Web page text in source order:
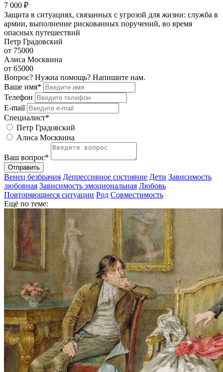
7 000 ₽
Защита в ситуациях, связанных с угрозой для жизни: служба в
армии, выполнение рискованных поручений, во время
опасных путешествий
Петр Градовский
от 75000
Алиса Москвина
от 65000
Вопрос? Нужна помощь? Напишите нам.
Ваше имя*
Телефон
E-mail
Специалист*
Петр Градовский
Алиса Москвина
Ваш вопрос*
Отправить
Венец безбрачия Депрессивное состояние Дети Зависимость
любовная Зависимость эмоциональная Любовь
Повторяющиеся ситуации Род Совместимость
Ещё по теме: